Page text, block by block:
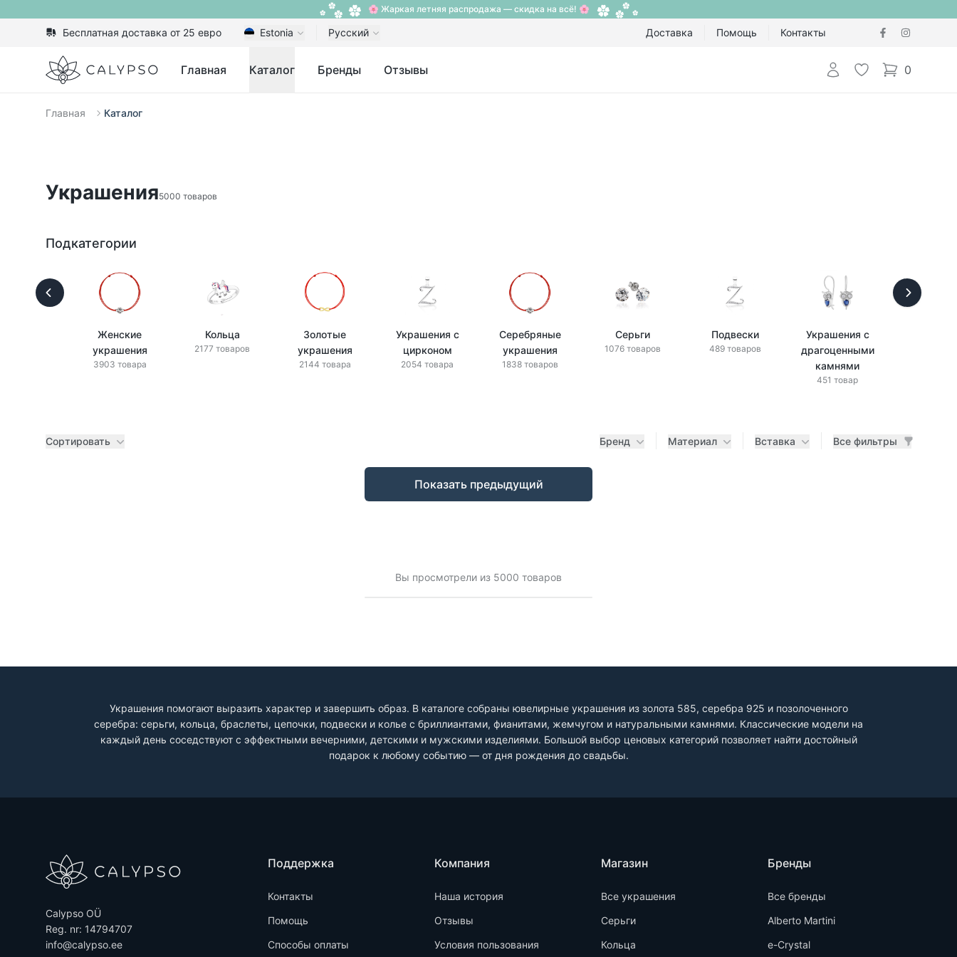
🌸 Жаркая летняя распродажа — скидка на всё! 🌸
Бесплатная доставка от 25 евро Estonia Русский Доставка Помощь Контакты
Calypso Главная Каталог Бренды Отзывы Авторизоваться
Избранное
0
items in cart,
Главная Каталог
Украшения5000 товаров
Подкатегории
Женские
украшения
3903 товара
Кольца
2177 товаров
Золотые
украшения
2144 товара
Украшения с
цирконом
2054 товара
Серебряные
украшения
1838 товаров
Серьги
1076 товаров
Подвески
489 товаров
Украшения с
драгоценными
камнями
451 товар
Украшения помогают выразить характер и завершить образ. В каталоге собраны ювелирные украшения из золота 585, серебра 925 и позолоченного
серебра: серьги, кольца, браслеты, цепочки, подвески и колье с бриллиантами, фианитами, жемчугом и натуральными камнями. Классические модели на
каждый день соседствуют с эффектными вечерними, детскими и мужскими изделиями. Большой выбор ценовых категорий позволяет найти достойный
подарок к любому событию — от дня рождения до свадьбы.
Сортировать Бренд Материал Вставка Все фильтры
Показать предыдущий
Вы просмотрели из 5000 товаров
Calypso OÜ
Reg. nr: 14794707
info@calypso.ee
Поддержка
Контакты
Помощь
Способы оплаты
Компания
Наша история
Отзывы
Условия пользования
Магазин
Все украшения
Серьги
Кольца
Бренды
Все бренды
Alberto Martini
e-Crystal